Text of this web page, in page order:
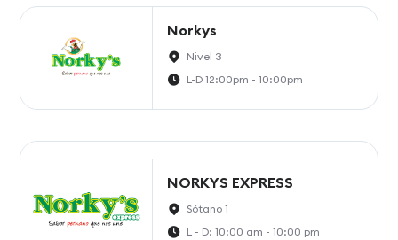
Norkys
Nivel 3
L-D 12:00pm - 10:00pm
NORKYS EXPRESS
Sótano 1
L - D: 10:00 am - 10:00 pm